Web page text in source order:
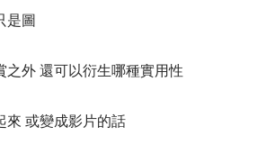
是圖
之外 還可以衍生哪種實用性
來 或變成影片的話